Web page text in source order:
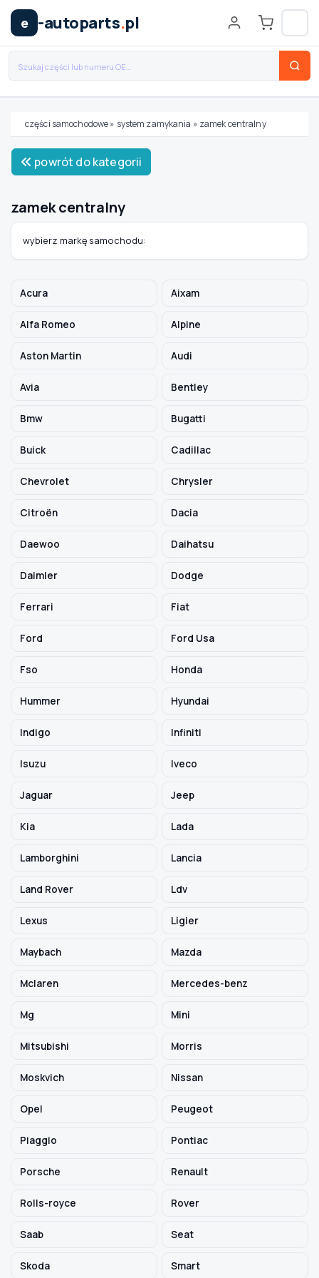
e -autoparts.pl
Wybierz swój pojazd
MODEL
TYP / SILNIK
części samochodowe» system zamykania » zamek centralny
powrót do kategorii
zamek centralny
wybierz markę samochodu:
Acura Aixam
Alfa Romeo Alpine
Aston Martin Audi
Avia Bentley
Bmw Bugatti
Buick Cadillac
Chevrolet Chrysler
Citroën Dacia
Daewoo Daihatsu
Daimler Dodge
Ferrari Fiat
Ford Ford Usa
Fso Honda
Hummer Hyundai
Indigo Infiniti
Isuzu Iveco
Jaguar Jeep
Kia Lada
Lamborghini Lancia
Land Rover Ldv
Lexus Ligier
Maybach Mazda
Mclaren Mercedes-benz
Mg Mini
Mitsubishi Morris
Moskvich Nissan
Opel Peugeot
Piaggio Pontiac
Porsche Renault
Rolls-royce Rover
Saab Seat
Skoda Smart